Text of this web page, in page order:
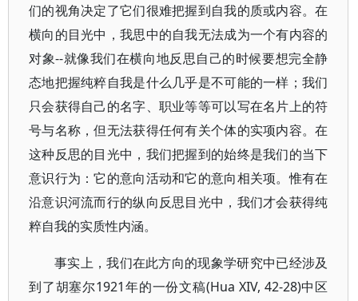
们的视角决定了它们很难把握到自我的质或内容。在
横向的目光中，我思中的自我无法成为一个有内容的
对象--就像我们在横向地反思自己的时候要想完全静
态地把握纯粹自我是什么几乎是不可能的一样；我们
只会获得自己的名字、职业等等可以写在名片上的符
号与名称，但无法获得任何有关个体的实项内容。在
这种反思的目光中，我们把握到的始终是我们的当下
意识行为：它的意向活动和它的意向相关项。惟有在
沿意识河流而行的纵向反思目光中，我们才会获得纯
粹自我的实质性内涵。
事实上，我们在此方向的现象学研究中已经涉及
到了胡塞尔1921年的一份文稿(Hua XIV, 42-28)中区